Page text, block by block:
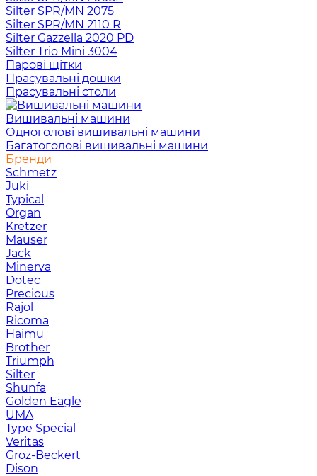
Silter SPR/MN 2075
Silter SPR/MN 2110 R
Silter Gazzella 2020 PD
Silter Trio Mini 3004
Парові щітки
Прасувальні дошки
Прасувальні столи
Вишивальні машини
Одноголові вишивальні машини
Багатоголові вишивальні машини
Бренди
Schmetz
Juki
Typical
Organ
Kretzer
Mauser
Jack
Minerva
Dotec
Precious
Rajol
Ricoma
Haimu
Brother
Triumph
Silter
Shunfa
Golden Eagle
UMA
Type Special
Veritas
Groz-Beckert
Dison